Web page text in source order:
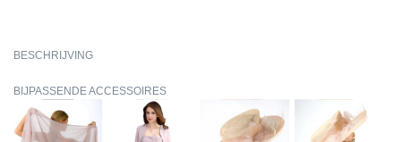
BESCHRIJVING
BIJPASSENDE ACCESSOIRES